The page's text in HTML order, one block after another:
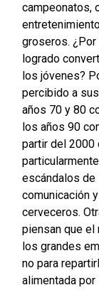
campeonatos,
groseros.
logrado
los jóvenes?
percibido a
años 70 y 80
los años 90
partir del 2000
escándalos
comunicación
cerveceros.
piensan que
los grandes
no para
alimentada